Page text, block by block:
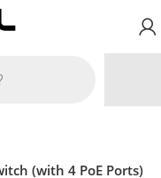
(with 4 PoE Ports)